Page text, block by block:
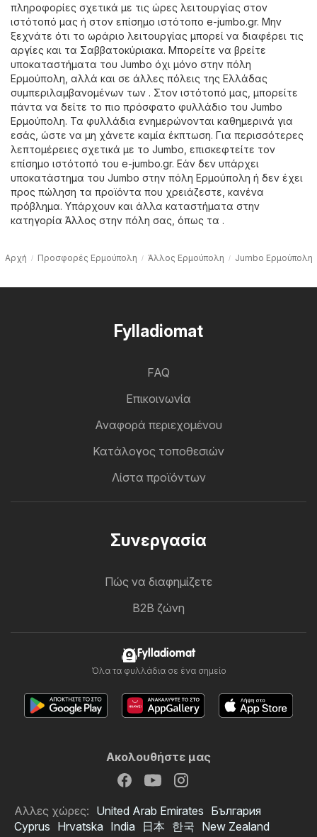
πληροφορίες σχετικά με τις ώρες λειτουργίας στον
ιστότοπό μας ή στον επίσημο ιστότοπο e-jumbo.gr. Μην
ξεχνάτε ότι το ωράριο λειτουργίας μπορεί να διαφέρει τις
αργίες και τα Σαββατοκύριακα. Μπορείτε να βρείτε
υποκαταστήματα του Jumbo όχι μόνο στην πόλη
Ερμούπολη, αλλά και σε άλλες πόλεις της Ελλάδας
συμπεριλαμβανομένων των . Στον ιστότοπό μας, μπορείτε
πάντα να δείτε το πιο πρόσφατο φυλλάδιο του Jumbo
Ερμούπολη. Τα φυλλάδια ενημερώνονται καθημερινά για
εσάς, ώστε να μη χάνετε καμία έκπτωση. Για περισσότερες
λεπτομέρειες σχετικά με το Jumbo, επισκεφτείτε τον
επίσημο ιστότοπό του e-jumbo.gr. Εάν δεν υπάρχει
υποκατάστημα του Jumbo στην πόλη Ερμούπολη ή δεν έχει
προς πώληση τα προϊόντα που χρειάζεστε, κανένα
πρόβλημα. Υπάρχουν και άλλα καταστήματα στην
κατηγορία Άλλος στην πόλη σας, όπως τα .
Αρχή Προσφορές Ερμούπολη Άλλος Ερμούπολη Jumbo Ερμούπολη
Fylladiomat
FAQ
Επικοινωνία
Αναφορά περιεχομένου
Κατάλογος τοποθεσιών
Λίστα προϊόντων
Συνεργασία
Πώς να διαφημίζετε
B2B ζώνη
Fylladiomat
Όλα τα φυλλάδια σε ένα σημείο
Ακολουθήστε μας
Αλλες χώρες: United Arab Emirates България
Cyprus Hrvatska India 日本 한국 New Zealand